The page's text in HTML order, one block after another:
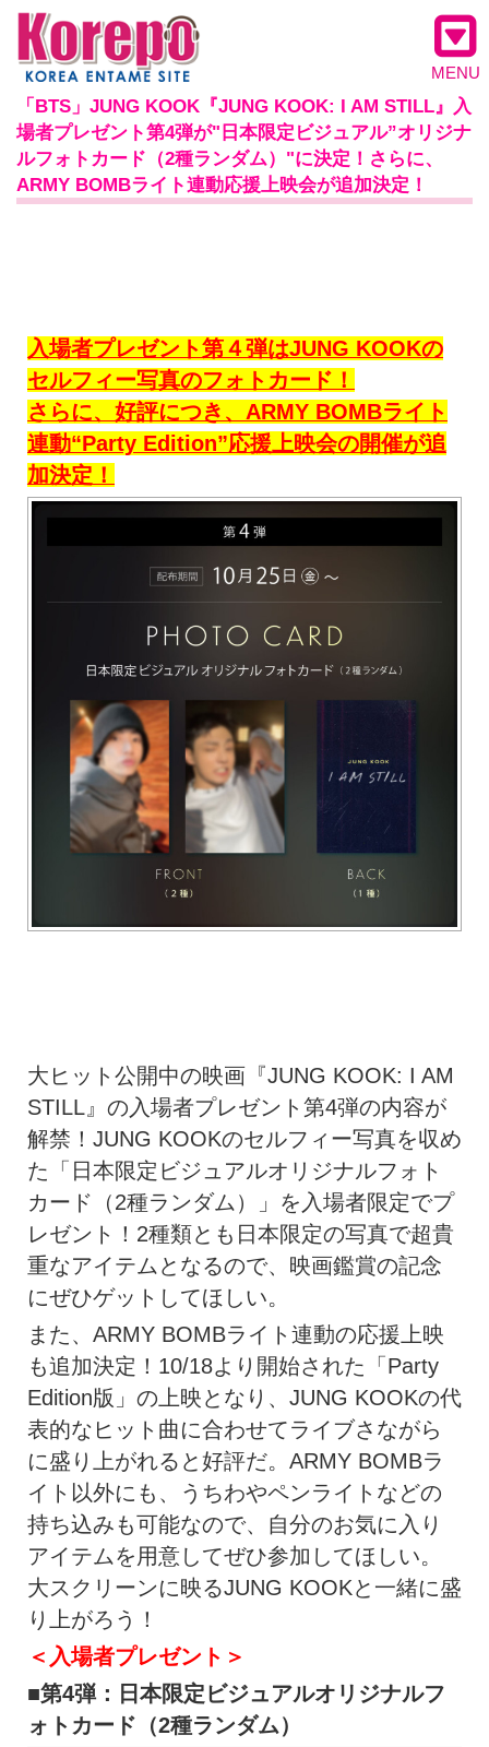
MENU
「BTS」JUNG KOOK『JUNG KOOK: I AM STILL』入
場者プレゼント第4弾が"日本限定ビジュアル”オリジナ
ルフォトカード（2種ランダム）"に決定！さらに、
ARMY BOMBライト連動応援上映会が追加決定！
入場者プレゼント第４弾はJUNG KOOKの
セルフィー写真のフォトカード！
さらに、好評につき、ARMY BOMBライト
連動“Party Edition”応援上映会の開催が追
加決定！
大ヒット公開中の映画『JUNG KOOK: I AM
STILL』の入場者プレゼント第4弾の内容が
解禁！JUNG KOOKのセルフィー写真を収め
た「日本限定ビジュアルオリジナルフォト
カード（2種ランダム）」を入場者限定でプ
レゼント！2種類とも日本限定の写真で超貴
重なアイテムとなるので、映画鑑賞の記念
にぜひゲットしてほしい。
また、ARMY BOMBライト連動の応援上映
も追加決定！10/18より開始された「Party
Edition版」の上映となり、JUNG KOOKの代
表的なヒット曲に合わせてライブさながら
に盛り上がれると好評だ。ARMY BOMBラ
イト以外にも、うちわやペンライトなどの
持ち込みも可能なので、自分のお気に入り
アイテムを用意してぜひ参加してほしい。
大スクリーンに映るJUNG KOOKと一緒に盛
り上がろう！
＜入場者プレゼント＞
■第4弾：日本限定ビジュアルオリジナルフ
ォトカード（2種ランダム）